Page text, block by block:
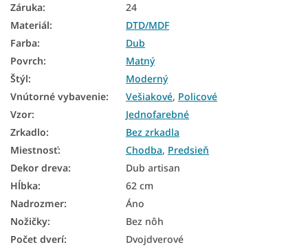
Skrine podľa materiálu
Skrine podľa farby
Skrine podľa štýlu
Skrine podľa typu
Lacné skrine
Policové skrine
Šatníkové skrine s posuvnými dverami
Skrine na chodbu
Skrine farba dub
Záruka:
24
Materiál:
DTD/MDF
Farba:
Dub
Povrch:
Matný
Štýl:
Moderný
Vnútorné vybavenie: Vešiakové, Policové
Vzor:
Jednofarebné
Zrkadlo:
Bez zrkadla
Miestnosť: Chodba, Predsieň
Dekor dreva:
Dub artisan
Hĺbka:
62 cm
Nadrozmer:
Áno
Nožičky:
Bez nôh
Počet dverí:
Dvojdverové